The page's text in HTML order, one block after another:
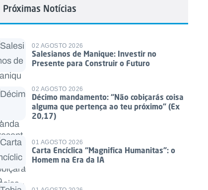
Próximas Notícias
02 AGOSTO 2026
Salesianos de Manique: Investir no
Presente para Construir o Futuro
02 AGOSTO 2026
Décimo mandamento: “Não cobiçarás coisa
alguma que pertença ao teu próximo” (Ex
20,17)
01 AGOSTO 2026
Carta Encíclica “Magnifica Humanitas”: o
Homem na Era da IA